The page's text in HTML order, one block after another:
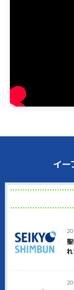
吉野郡下市町でも
ご連絡ください
では、分別する
しっかりとゴミ
に入れて仕分けし
吉野郡下市町の
ていることを近所
吉野郡下市
る理由は、徹底し
見積り後の追加
イー